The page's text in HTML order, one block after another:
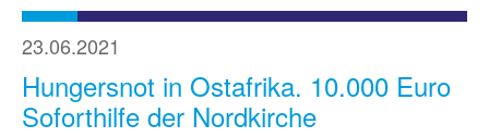
23.06.2021
Hungersnot in Ostafrika. 10.000 Euro
Soforthilfe der Nordkirche